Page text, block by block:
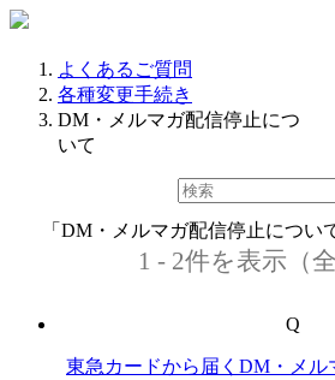
よくあるご質問
各種変更手続き
DM・メルマガ配信停止につ
いて
「DM・メルマガ配信停止につい
1 - 2件を表示（全
Q
東急カードから届くDM・メル